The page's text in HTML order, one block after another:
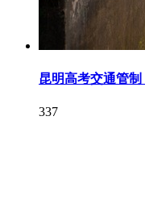
昆明高考交通管
337